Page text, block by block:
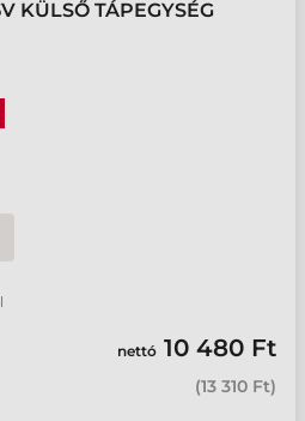
KÜLSŐ TÁPEGYSÉG
nettó 10 480 Ft
(13 310 Ft)